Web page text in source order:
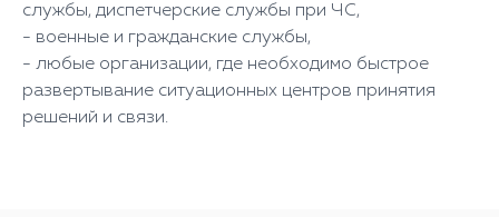
службы, диспетчерские службы при ЧС,
- военные и гражданские службы,
- любые организации, где необходимо быстрое
развертывание ситуационных центров принятия
решений и связи.